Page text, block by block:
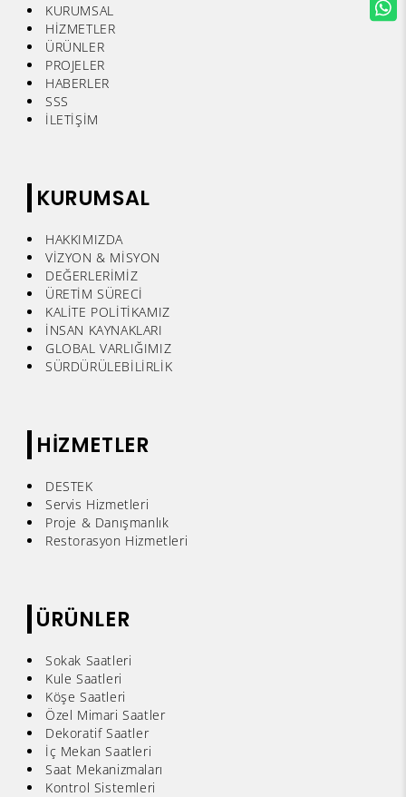
KURUMSAL
HİZMETLER
ÜRÜNLER
PROJELER
HABERLER
SSS
İLETİŞİM
KURUMSAL
HAKKIMIZDA
VİZYON & MİSYON
DEĞERLERİMİZ
ÜRETİM SÜRECİ
KALİTE POLİTİKAMIZ
İNSAN KAYNAKLARI
GLOBAL VARLIĞIMIZ
SÜRDÜRÜLEBİLİRLİK
HİZMETLER
DESTEK
Servis Hizmetleri
Proje & Danışmanlık
Restorasyon Hizmetleri
ÜRÜNLER
Sokak Saatleri
Kule Saatleri
Köşe Saatleri
Özel Mimari Saatler
Dekoratif Saatler
İç Mekan Saatleri
Saat Mekanizmaları
Kontrol Sistemleri